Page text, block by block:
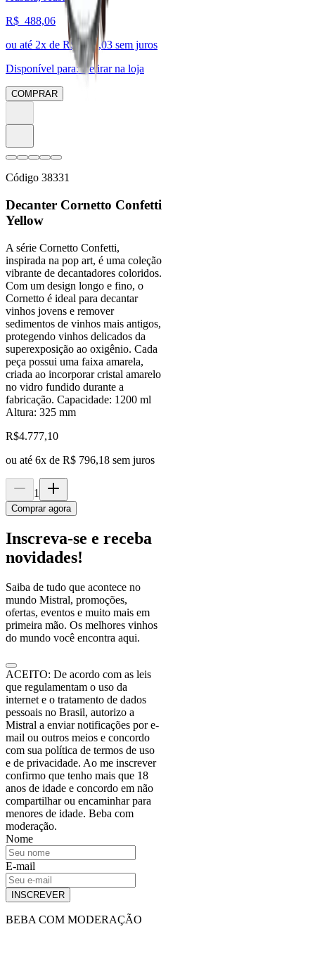
R$ 488,06
ou até 2x de R$ 244,03 sem juros
Disponível para: Retirar na loja
COMPRAR
Código 38331
Decanter Cornetto Confetti
Yellow
A série Cornetto Confetti,
inspirada na pop art, é uma coleção
vibrante de decantadores coloridos.
Com um design longo e fino, o
Cornetto é ideal para decantar
vinhos jovens e remover
sedimentos de vinhos mais antigos,
protegendo vinhos delicados da
superexposição ao oxigênio. Cada
peça possui uma faixa amarela,
criada ao incorporar cristal amarelo
no vidro fundido durante a
fabricação. Capacidade: 1200 ml
Altura: 325 mm
R$4.777,10
ou até 6x de R$ 796,18 sem juros
1
Comprar agora
Inscreva-se e receba
novidades!
Saiba de tudo que acontece no
mundo Mistral, promoções,
ofertas, eventos e muito mais em
primeira mão. Os melhores vinhos
do mundo você encontra aqui.
ACEITO: De acordo com as leis
que regulamentam o uso da
internet e o tratamento de dados
pessoais no Brasil, autorizo a
Mistral a enviar notificações por e-
mail ou outros meios e concordo
com sua política de termos de uso
e de privacidade. Ao me inscrever
confirmo que tenho mais que 18
anos de idade e concordo em não
compartilhar ou encaminhar para
menores de idade. Beba com
moderação.
Nome
E-mail
INSCREVER
BEBA COM MODERAÇÃO